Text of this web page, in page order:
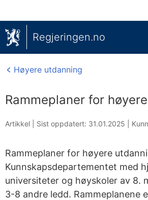
Regjeringen.no
Høyere utdanning
Rammeplaner for
Artikkel | Sist oppdatert: 31.01.2025
Rammeplaner for høyere
Kunnskapsdepartementet med
universiteter og høyskoler av 8.
3-8 andre ledd. Rammeplanene